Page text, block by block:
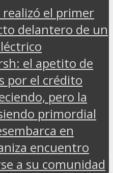
realizó el primer
delantero de un
el apetito de
por el crédito
pero la
primordial
en
encuentro
a su comunidad